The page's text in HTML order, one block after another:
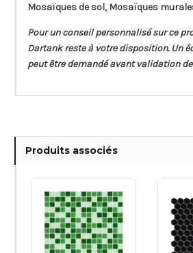
Mosaïques de sol, Mosaïques
Pour un conseil personnalisé sur ce
Dartank reste à votre disposition. Un
peut être demandé avant validation
Produits associés